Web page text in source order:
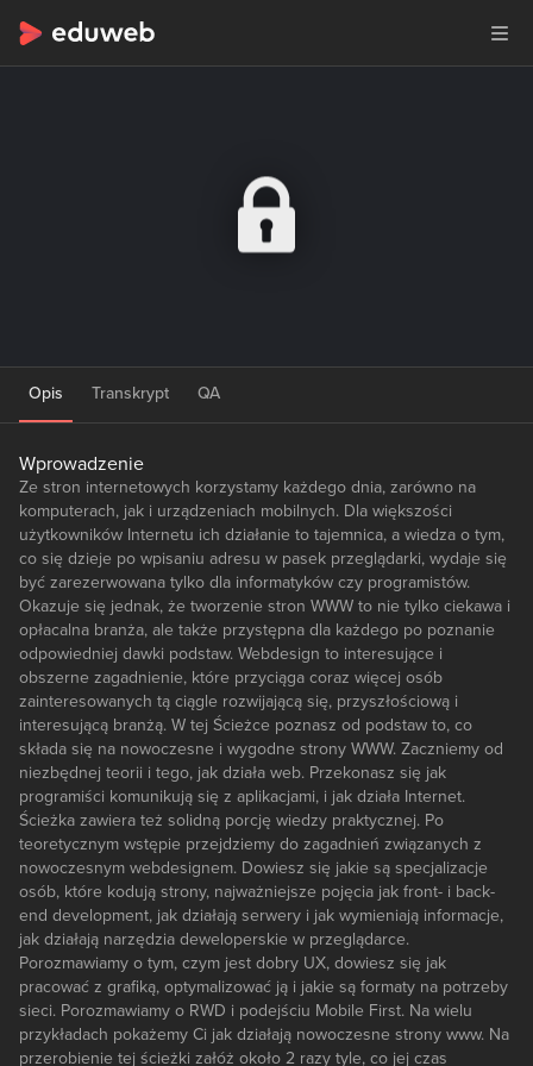
Opis Transkrypt QA
Wprowadzenie
Ze stron internetowych korzystamy każdego dnia, zarówno na
komputerach, jak i urządzeniach mobilnych. Dla większości
użytkowników Internetu ich działanie to tajemnica, a wiedza o tym,
co się dzieje po wpisaniu adresu w pasek przeglądarki, wydaje się
być zarezerwowana tylko dla informatyków czy programistów.
Okazuje się jednak, że tworzenie stron WWW to nie tylko ciekawa i
opłacalna branża, ale także przystępna dla każdego po poznanie
odpowiedniej dawki podstaw. Webdesign to interesujące i
obszerne zagadnienie, które przyciąga coraz więcej osób
zainteresowanych tą ciągle rozwijającą się, przyszłościową i
interesującą branżą. W tej Ścieżce poznasz od podstaw to, co
składa się na nowoczesne i wygodne strony WWW. Zaczniemy od
niezbędnej teorii i tego, jak działa web. Przekonasz się jak
programiści komunikują się z aplikacjami, i jak działa Internet.
Ścieżka zawiera też solidną porcję wiedzy praktycznej. Po
teoretycznym wstępie przejdziemy do zagadnień związanych z
nowoczesnym webdesignem. Dowiesz się jakie są specjalizacje
osób, które kodują strony, najważniejsze pojęcia jak front- i back-
end development, jak działają serwery i jak wymieniają informacje,
jak działają narzędzia deweloperskie w przeglądarce.
Porozmawiamy o tym, czym jest dobry UX, dowiesz się jak
pracować z grafiką, optymalizować ją i jakie są formaty na potrzeby
sieci. Porozmawiamy o RWD i podejściu Mobile First. Na wielu
przykładach pokażemy Ci jak działają nowoczesne strony www. Na
przerobienie tej ścieżki załóż około 2 razy tyle, co jej czas